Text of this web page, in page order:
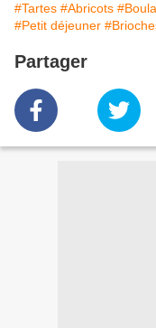
#Tartes #Abricots
#Petit déjeuner
Partager